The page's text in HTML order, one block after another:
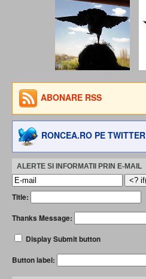
ABONARE RSS
RONCEA.RO PE TWITTER
ALERTE SI INFORMATII PRIN E-MAIL
Title:
Thanks Message:
Display Submit button
Button label: